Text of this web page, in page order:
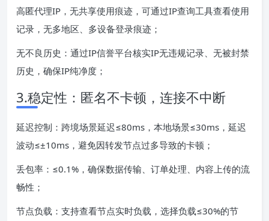
高匿代理IP，无共享使用痕迹，可通过IP查询工具查看使用
记录，无多地区、多设备登录痕迹；
无不良历史：通过IP信誉平台核实IP无违规记录、无被封禁
历史，确保IP纯净度；
3.稳定性：匿名不卡顿，连接不中断
延迟控制：跨境场景延迟≤80ms，本地场景≤30ms，延迟
波动≤±10ms，避免因转发节点过多导致的卡顿；
丢包率：≤0.1%，确保数据传输、订单处理、内容上传的流
畅性；
节点负载：支持查看节点实时负载，选择负载≤30%的节